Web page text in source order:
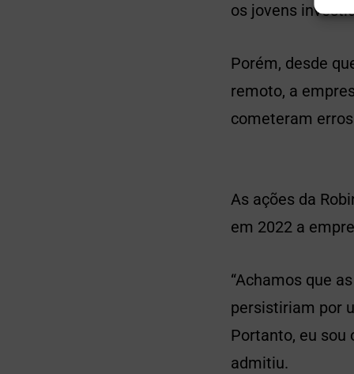
os jovens
Porém, desde
remoto, a
cometeram
As ações da
em 2022 a
“Achamos que
persistiriam por
Portanto, eu sou
admitiu.